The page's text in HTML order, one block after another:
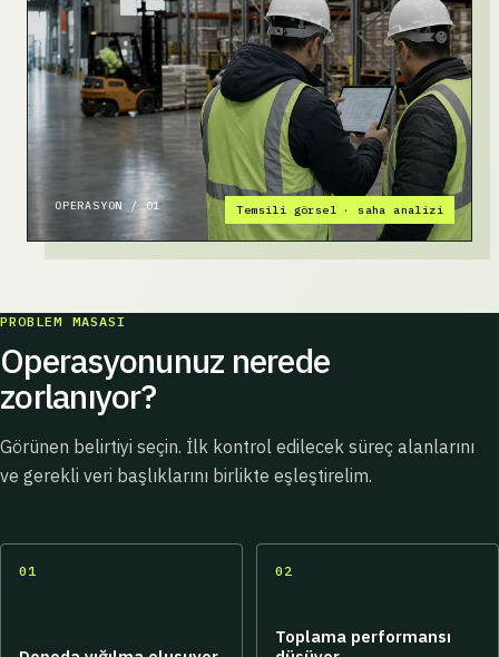
OPERASYON / 01 FLOW REVIEW
Temsili görsel · saha analizi
PROBLEM MASASI
Operasyonunuz nerede
zorlanıyor?
Görünen belirtiyi seçin. İlk kontrol edilecek süreç alanlarını
ve gerekli veri başlıklarını birlikte eşleştirelim.
01 02
Toplama performansı